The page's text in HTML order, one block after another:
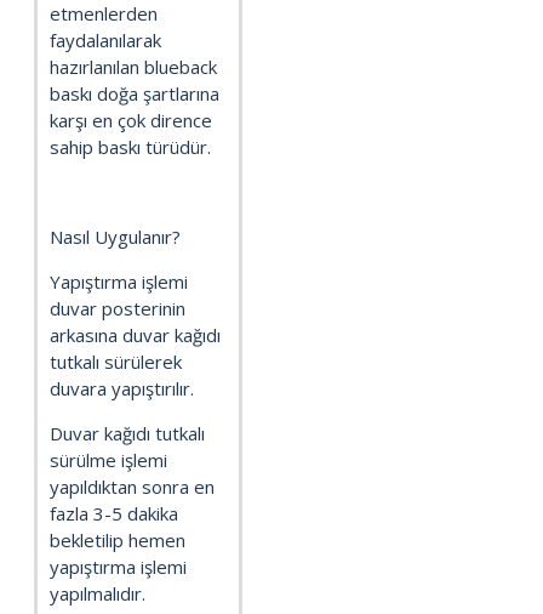
etmenlerden
faydalanılarak
hazırlanılan blueback
baskı doğa şartlarına
karşı en çok dirence
sahip baskı türüdür.
Nasıl Uygulanır?
Yapıştırma işlemi
duvar posterinin
arkasına duvar kağıdı
tutkalı sürülerek
duvara yapıştırılır.
Duvar kağıdı tutkalı
sürülme işlemi
yapıldıktan sonra en
fazla 3-5 dakika
bekletilip hemen
yapıştırma işlemi
yapılmalıdır.